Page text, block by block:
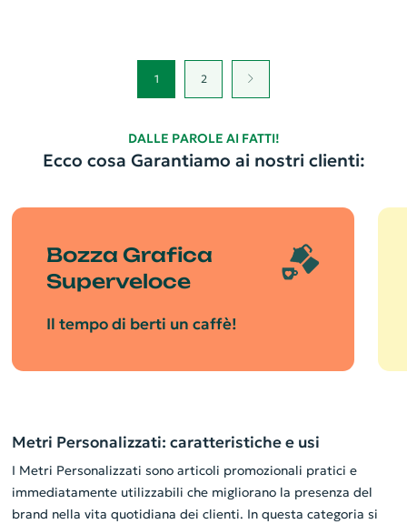
1 2
DALLE PAROLE AI FATTI!
Ecco cosa Garantiamo ai nostri clienti:
Bozza Grafica
Superveloce
Il tempo di berti un caffè!
Metri Personalizzati: caratteristiche e usi
I Metri Personalizzati sono articoli promozionali pratici e
immediatamente utilizzabili che migliorano la presenza del
brand nella vita quotidiana dei clienti. In questa categoria si